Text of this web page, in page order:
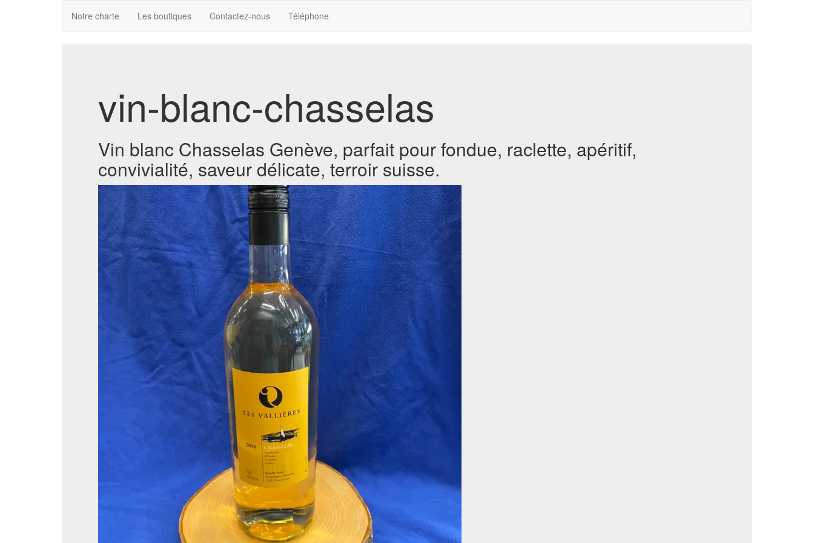
Notre charte Les boutiques Contactez-nous Téléphone
vin-blanc-chasselas
Vin blanc Chasselas Genève, parfait pour fondue, raclette, apéritif,
convivialité, saveur délicate, terroir suisse.